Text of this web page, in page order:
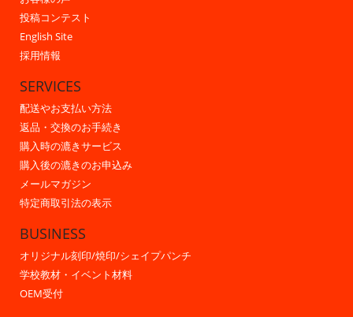
投稿コンテスト
English Site
採用情報
SERVICES
配送やお支払い方法
返品・交換のお手続き
購入時の漉きサービス
購入後の漉きのお申込み
メールマガジン
特定商取引法の表示
BUSINESS
オリジナル刻印/焼印/シェイプパンチ
学校教材・イベント材料
OEM受付